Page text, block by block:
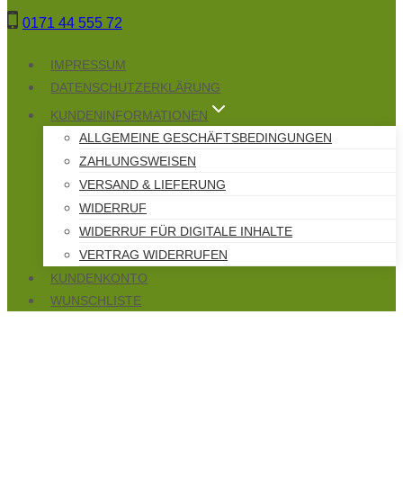
Zum
Inhalt
0171 44 555 72
IMPRESSUM
DATENSCHUTZERKLÄRUNG
KUNDENINFORMATIONEN
ALLGEMEINE GESCHÄFTSBEDINGUNGEN
ZAHLUNGSWEISEN
VERSAND & LIEFERUNG
WIDERRUF
WIDERRUF FÜR DIGITALE INHALTE
VERTRAG WIDERRUFEN
KUNDENKONTO
WUNSCHLISTE